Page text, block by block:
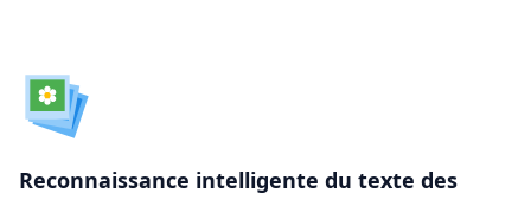
Reconnaissance intelligente du texte des